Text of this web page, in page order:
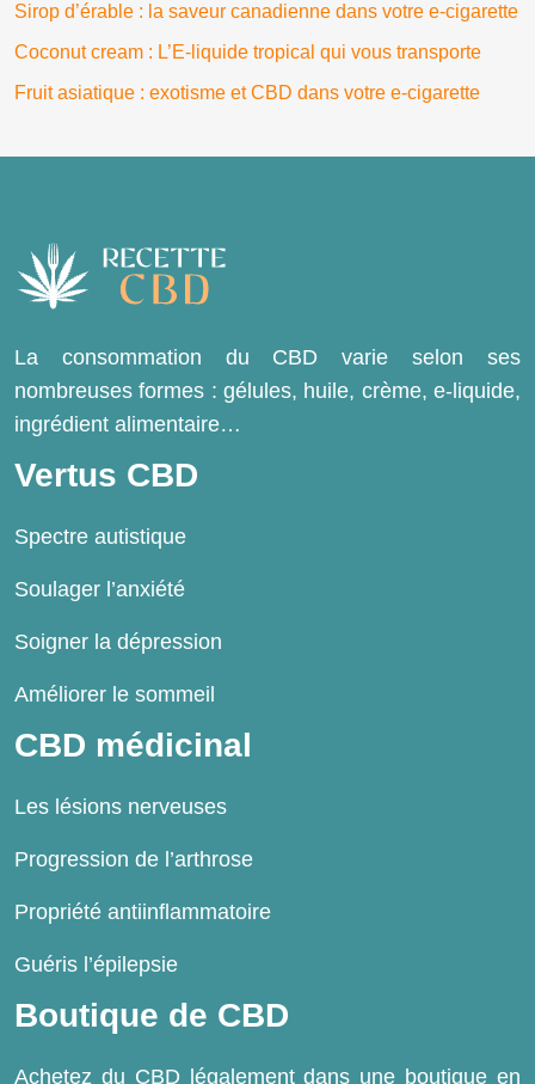
Sirop d’érable : la saveur canadienne dans votre e-cigarette
Coconut cream : L’E-liquide tropical qui vous transporte
Fruit asiatique : exotisme et CBD dans votre e-cigarette
La consommation du CBD varie selon ses
nombreuses formes : gélules, huile, crème, e-liquide,
ingrédient alimentaire…
Vertus CBD
Spectre autistique
Soulager l’anxiété
Soigner la dépression
Améliorer le sommeil
CBD médicinal
Les lésions nerveuses
Progression de l’arthrose
Propriété antiinflammatoire
Guéris l’épilepsie
Boutique de CBD
Achetez du CBD légalement dans une boutique en